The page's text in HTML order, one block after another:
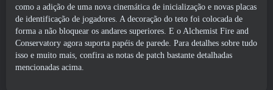
como a adição de uma nova cinemática de inicialização e novas placas
de identificação de jogadores. A decoração do teto foi colocada de
forma a não bloquear os andares superiores. E o Alchemist Fire and
Conservatory agora suporta papéis de parede. Para detalhes sobre tudo
isso e muito mais, confira as notas de patch bastante detalhadas
mencionadas acima.